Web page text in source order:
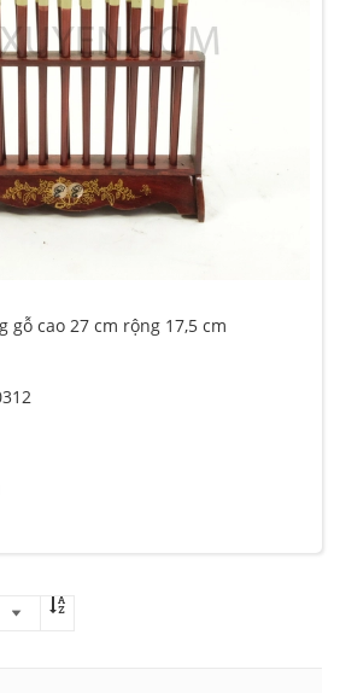
gỗ cao 27 cm rộng 17,5 cm